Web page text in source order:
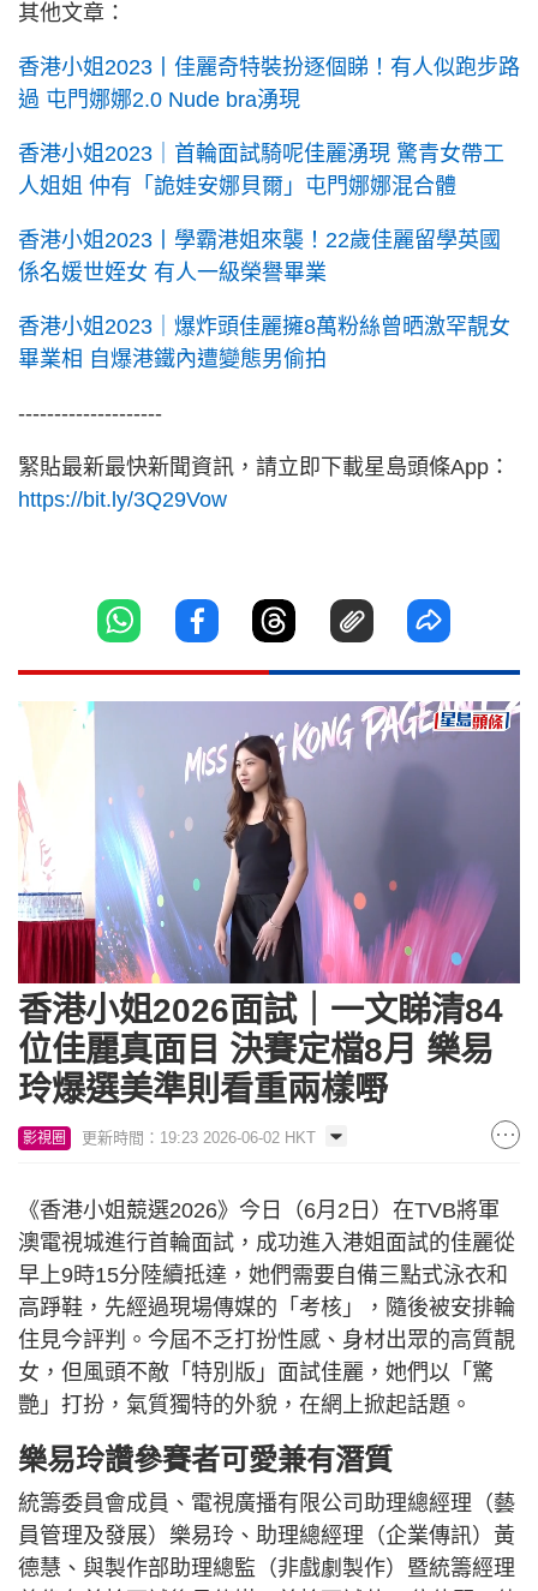
其他文章：
香港小姐2023丨佳麗奇特裝扮逐個睇！有人似跑步路
過 屯門娜娜2.0 Nude bra湧現
香港小姐2023｜首輪面試騎呢佳麗湧現 驚青女帶工
人姐姐 仲有「詭娃安娜貝爾」屯門娜娜混合體
香港小姐2023丨學霸港姐來襲！22歲佳麗留學英國
係名媛世姪女 有人一級榮譽畢業
香港小姐2023｜爆炸頭佳麗擁8萬粉絲曾晒激罕靚女
畢業相 自爆港鐵內遭變態男偷拍
--------------------
緊貼最新最快新聞資訊，請立即下載星島頭條App：
https://bit.ly/3Q29Vow
UnmuteLoaded
3.46%
香港小姐2026面試｜一文睇清84
位佳麗真面目 決賽定檔8月 樂易
玲爆選美準則看重兩樣嘢
影視圈 更新時間：19:23 2026-06-02 HKT
《香港小姐競選2026》今日（6月2日）在TVB將軍
澳電視城進行首輪面試，成功進入港姐面試的佳麗從
早上9時15分陸續抵達，她們需要自備三點式泳衣和
高踭鞋，先經過現場傳媒的「考核」，隨後被安排輪
住見今評判。今屆不乏打扮性感、身材出眾的高質靚
女，但風頭不敵「特別版」面試佳麗，她們以「驚
艷」打扮，氣質獨特的外貌，在網上掀起話題。
樂易玲讚參賽者可愛兼有潛質
統籌委員會成員、電視廣播有限公司助理總經理（藝
員管理及發展）樂易玲、助理總經理（企業傳訊）黃
德慧、與製作部助理總監（非戲劇製作）暨統籌經理